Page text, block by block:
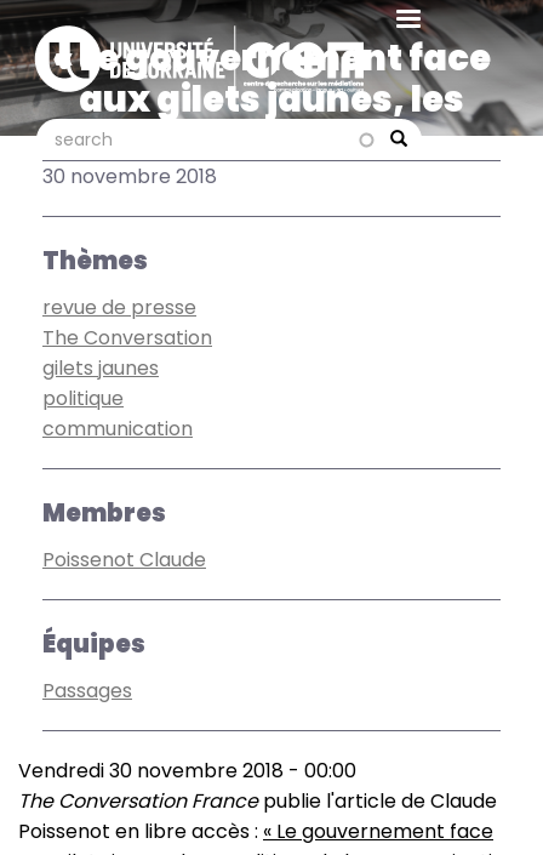
Aller
au
contenu
principal
Search
search search
« Le gouvernement face
aux gilets jaunes, les
conditions de la
communication »
30 novembre 2018
Thèmes
revue de presse
The Conversation
gilets jaunes
politique
communication
Membres
Poissenot Claude
Équipes
Passages
Vendredi 30 novembre 2018 - 00:00
The Conversation Francepublie l'article de Claude
Poissenot en libre accès : « Le gouvernement face